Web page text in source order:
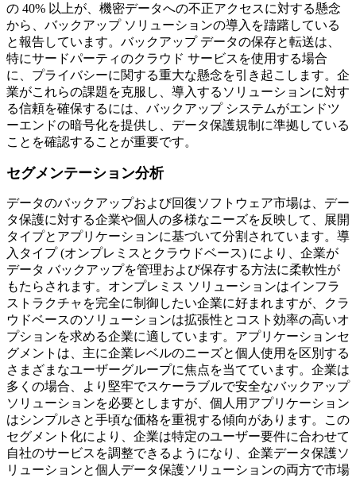
の 40% 以上が、機密データへの不正アクセスに対する懸念
から、バックアップ ソリューションの導入を躊躇している
と報告しています。バックアップ データの保存と転送は、
特にサードパーティのクラウド サービスを使用する場合
に、プライバシーに関する重大な懸念を引き起こします。企
業がこれらの課題を克服し、導入するソリューションに対す
る信頼を確保するには、バックアップ システムがエンドツ
ーエンドの暗号化を提供し、データ保護規制に準拠している
ことを確認することが重要です。
セグメンテーション分析
データのバックアップおよび回復ソフトウェア市場は、デー
タ保護に対する企業や個人の多様なニーズを反映して、展開
タイプとアプリケーションに基づいて分割されています。導
入タイプ (オンプレミスとクラウドベース) により、企業が
データ バックアップを管理および保存する方法に柔軟性が
もたらされます。オンプレミス ソリューションはインフラ
ストラクチャを完全に制御したい企業に好まれますが、クラ
ウドベースのソリューションは拡張性とコスト効率の高いオ
プションを求める企業に適しています。アプリケーションセ
グメントは、主に企業レベルのニーズと個人使用を区別する
さまざまなユーザーグループに焦点を当てています。企業は
多くの場合、より堅牢でスケーラブルで安全なバックアップ
ソリューションを必要としますが、個人用アプリケーション
はシンプルさと手頃な価格を重視する傾向があります。この
セグメント化により、企業は特定のユーザー要件に合わせて
自社のサービスを調整できるようになり、企業データ保護ソ
リューションと個人データ保護ソリューションの両方で市場